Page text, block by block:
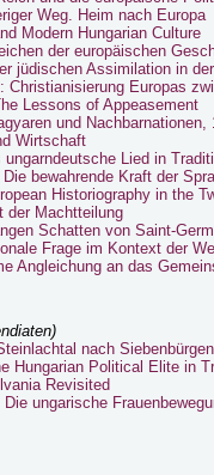
Weg. Heim nach Europa
Modern Hungarian Culture
der europäischen
jüdischen Assimilation in
Christianisierung Europas
Lessons of Appeasement
und Nachbarnationen,
Wirtschaft
Lied in
bewahrende Kraft der
Historiography in the
der Machtteilung
Schatten von Saint-
Frage im Kontext der
Angleichung an das
nach Siebenbürgen
Hungarian Political Elite in
Revisited
ungarische